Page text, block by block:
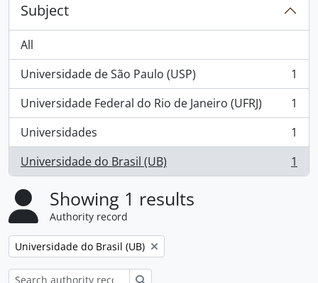
Subject
All
Universidade de São Paulo (USP)
, 1 results
1
Universidade Federal do Rio de Janeiro (UFRJ)
, 1 results
1
Universidades
, 1 results
1
Universidade do Brasil (UB)
, 1 results 1
Showing 1 results
Authority record
Remove filter:
Universidade do Brasil (UB)